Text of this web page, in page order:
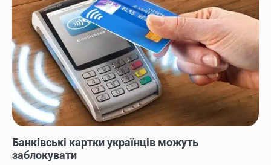
Банківські картки українців можуть
заблокувати